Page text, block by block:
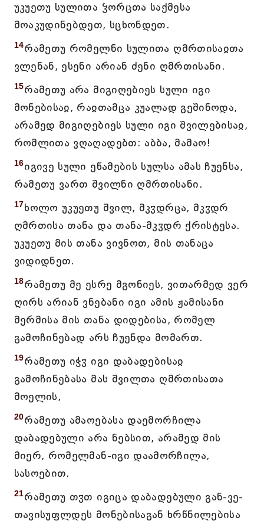
უკუეთუ სულითა ჴორცთა საქმესა
მოაკუდინებდეთ, სცხონდეთ.
14რამეთუ რომელნი სულითა ღმრთისაჲთა
ვლენან, ესენი არიან ძენი ღმრთისანი.
15რამეთუ არა მიგიღებიეს სული იგი
მონებისაჲ, რაჲთამცა კუალად გეშინოდა,
არამედ მიგიღებიეს სული იგი შვილებისაჲ,
რომლითა ვღაღადებთ: აბბა, მამაო!
16იგივე სული ეწამების სულსა ამას ჩუენსა,
რამეთუ ვართ შვილნი ღმრთისანი.
17ხოლო უკუეთუ შვილ, მკჳდრცა, მკჳდრ
ღმრთისა თანა და თანა-მკჳდრ ქრისტესა.
უკუეთუ მის თანა ვივნოთ, მის თანაცა
ვიდიდნეთ.
18რამეთუ მე ესრე მგონიეს, ვითარმედ ვერ
ღირს არიან ვნებანი იგი ამის ჟამისანი
მერმისა მის თანა დიდებისა, რომელ
გამოჩინებად არს ჩუენდა მომართ.
19რამეთუ იჭჳ იგი დაბადებისაჲ
გამოჩინებასა მას შვილთა ღმრთისათა
მოელის,
20რამეთუ ამაოებასა დაემორჩილა
დაბადებული არა ნებსით, არამედ მის
მიერ, რომელმან-იგი დაამორჩილა,
სასოებით.
21რამეთუ თჳთ იგიცა დაბადებული გან-ვე-
თავისუფლდეს მონებისაგან ხრწნილებისა